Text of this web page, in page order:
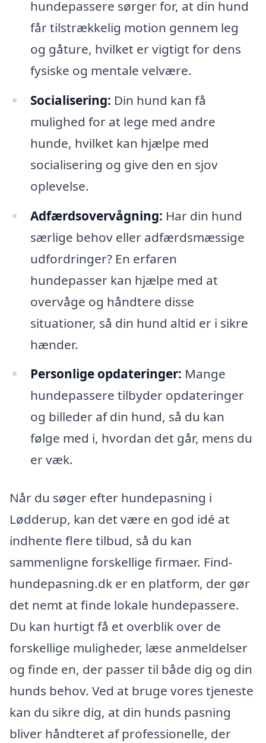
hundepassere sørger for, at din hund
får tilstrækkelig motion gennem leg
og gåture, hvilket er vigtigt for dens
fysiske og mentale velvære.
Socialisering: Din hund kan få
mulighed for at lege med andre
hunde, hvilket kan hjælpe med
socialisering og give den en sjov
oplevelse.
Adfærdsovervågning: Har din hund
særlige behov eller adfærdsmæssige
udfordringer? En erfaren
hundepasser kan hjælpe med at
overvåge og håndtere disse
situationer, så din hund altid er i sikre
hænder.
Personlige opdateringer: Mange
hundepassere tilbyder opdateringer
og billeder af din hund, så du kan
følge med i, hvordan det går, mens du
er væk.
Når du søger efter hundepasning i
Lødderup, kan det være en god idé at
indhente flere tilbud, så du kan
sammenligne forskellige firmaer. Find-
hundepasning.dk er en platform, der gør
det nemt at finde lokale hundepassere.
Du kan hurtigt få et overblik over de
forskellige muligheder, læse anmeldelser
og finde en, der passer til både dig og din
hunds behov. Ved at bruge vores tjeneste
kan du sikre dig, at din hunds pasning
bliver håndteret af professionelle, der